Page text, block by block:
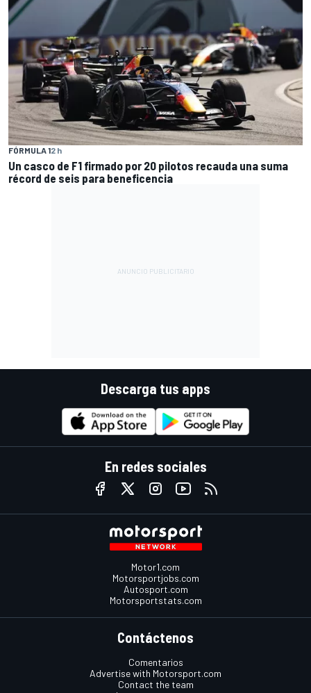
FÓRMULA 12 h
Un casco de F1 firmado por 20 pilotos recauda una suma
récord de seis para beneficencia
Descarga tus apps
En redes sociales
Motor1.com
Motorsportjobs.com
Autosport.com
Motorsportstats.com
Contáctenos
Comentarios
Advertise with Motorsport.com
Contact the team